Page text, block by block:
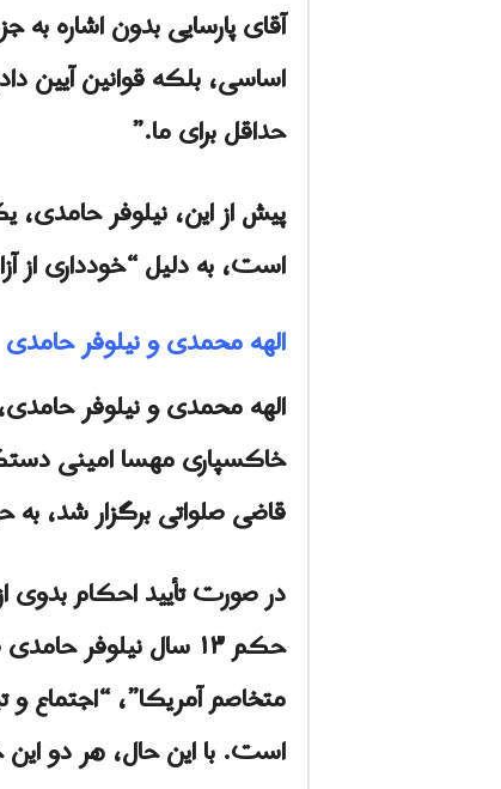
اساسی، بلکه قوانین آیین
حداقل برای ما.”
پیش از این، نیلوفر حامدی،
است، به دلیل “خودداری
الهه محمدی و نیلوفر حامدی
الهه محمدی و نیلوفر
خاکسپاری مهسا امینی
قاضی صلواتی برگزار شد،
حکم ۱۳ سال
متخاصم آمریکا”، “اجتماع
است. با این حال، هر دو این